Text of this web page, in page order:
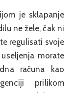
je sklapanje
ne žele, čak ni
regulisati svoje
morate
računa kao
prilikom